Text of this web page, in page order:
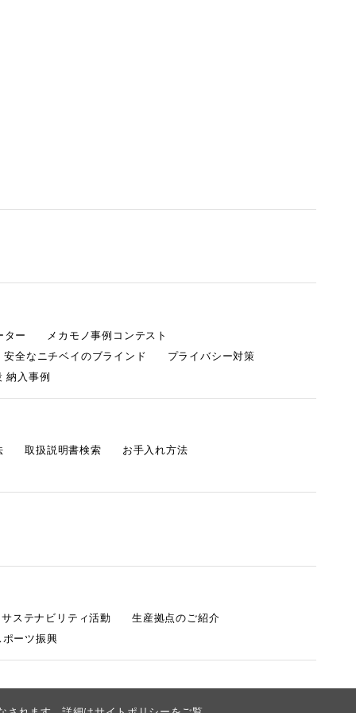
ター
メカモノ事例コンテスト
安全なニチベイのブラインド
プライバシー対策
納入事例
取扱説明書検索 お手入れ方法
ステナビリティ活動
生産拠点のご紹介
ポーツ振興